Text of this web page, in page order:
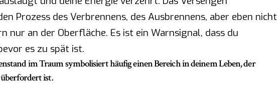
Prozess des Verbrennens, des Ausbrennens, aber eben nicht
nur an der Oberfläche. Es ist ein Warnsignal, dass du
es zu spät ist.
im Traum symbolisiert häufig einen Bereich in deinem Leben, der
überfordertist.